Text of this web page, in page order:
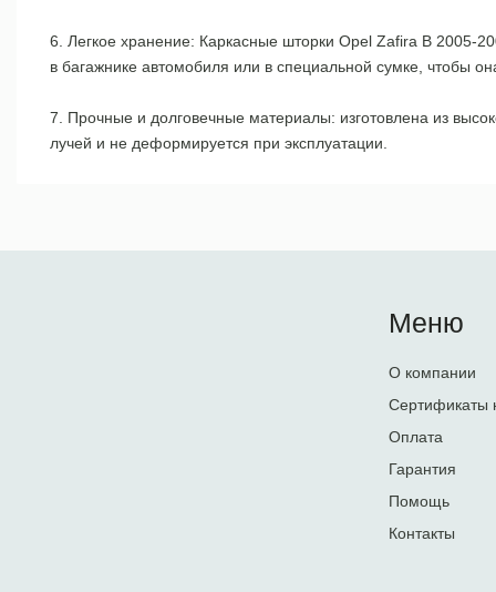
6. Легкое хранение: Каркасные шторки Opel Zafira B 2005-
в багажнике автомобиля или в специальной сумке, чтобы
7. Прочные и долговечные материалы: изготовлена из
лучей и не деформируется при эксплуатации.
Меню
О компании
Сертификаты
Оплата
Гарантия
Помощь
Контакты